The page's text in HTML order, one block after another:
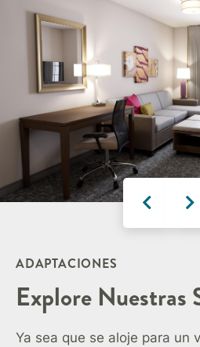
ADAPTACIONES
Explore Nuestras
Ya sea que se aloje para un